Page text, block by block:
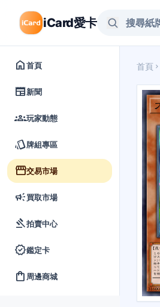
iCard愛卡
home首頁
newspaper新聞
groups玩家動態
style牌組專區
storefront交易市場
campaign買取市場
gavel拍賣中心
verified鑑定卡
shopping_bag 周邊商城
首頁 chevron_right